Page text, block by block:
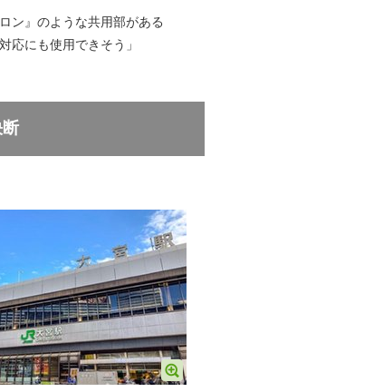
ン』のような共用部がある
応にも使用できそう」